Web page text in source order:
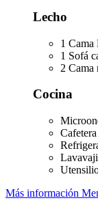
Lecho
1
1 Sofá
2 Cama
Cocina
Cafetera
Más información